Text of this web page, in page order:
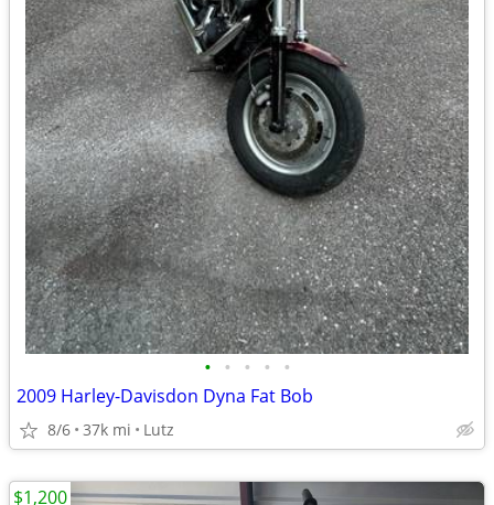
• • • • •
2009 Harley-Davisdon Dyna Fat Bob
8/6 37k mi Lutz
$1,200